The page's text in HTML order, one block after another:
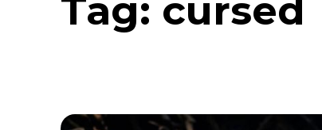
Tag: cursed